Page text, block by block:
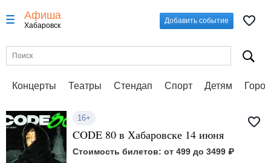
Афиша
Хабаровск
Добавить событие
Концерты Театры Стендап Спорт Детям
16+
CODE 80 в Хабаровске 14 июня
Стоимость билетов: от 499 до 3499 ₽